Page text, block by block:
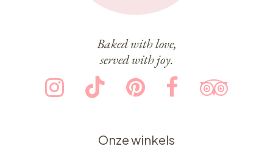
Baked with love,
served with joy.
Onze winkels